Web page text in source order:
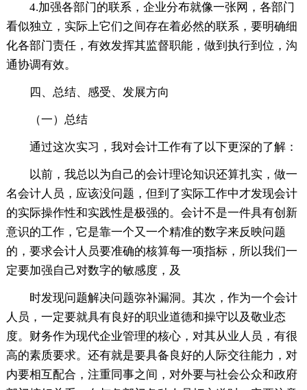
4.加强各部门的联系，企业分布就像一张网，各部门
看似独立，实际上它们之间存在着必然的联系，要明确细
化各部门责任，有效发挥其监督职能，做到执行到位，沟
通协调有效。
四、总结、感受、发展方向
（一）总结
通过这次实习，我对会计工作有了以下更深的了解：
以前，我总以为自己的会计理论知识还算扎实，做一
名会计人员，应该没问题，但到了实际工作中才发现会计
的实际操作性和实践性是极强的。会计不是一件具有创新
意识的工作，它是靠一个又一个精准的数字来反映问题
的，要求会计人员要准确的核算每一项指标，所以我们一
定要加强自己对数字的敏感度，及
时发现问题解决问题弥补漏洞。其次，作为一个会计
人员，一定要就具有良好的职业道德和操守以及敬业态
度。财务作为现代企业管理的核心，对其从业人员，有很
高的素质要求。还有就是要具备良好的人际交往能力，对
内要相互配合，注重同事之间，对外要与社会公众和政府